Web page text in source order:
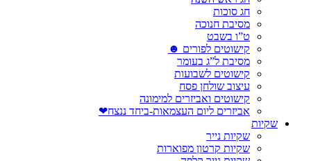
חג סוכות
מסיבת חנוכה
ט”ו בשבט
קישוטים לפורים ☻
מסיבת ל”ג בעומר
קישוטים לשבועות
עיצוב שולחן פסח
קישוטים ואביזרים למימונה
אביזרים ליום העצמאות-ביחד ננצח❤
שקיות
שקיות נייר
שקיות קרטון מפוארות